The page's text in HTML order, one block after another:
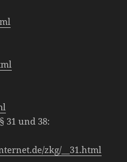
31 und 38:
zkg/__31.html